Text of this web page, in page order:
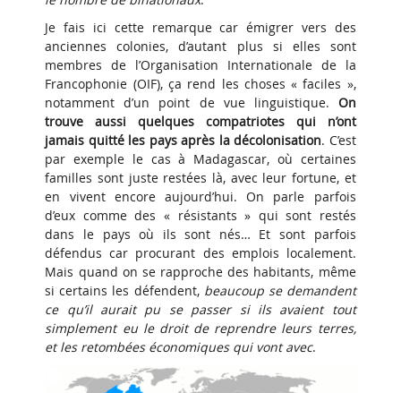
Je fais ici cette remarque car émigrer vers des
anciennes colonies, d’autant plus si elles sont
membres de l’Organisation Internationale de la
Francophonie (OIF), ça rend les choses « faciles »,
notamment d’un point de vue linguistique. On
trouve aussi quelques compatriotes qui n’ont
jamais quitté les pays après la décolonisation. C’est
par exemple le cas à Madagascar, où certaines
familles sont juste restées là, avec leur fortune, et
en vivent encore aujourd’hui. On parle parfois
d’eux comme des « résistants » qui sont restés
dans le pays où ils sont nés… Et sont parfois
défendus car procurant des emplois localement.
Mais quand on se rapproche des habitants, même
si certains les défendent, beaucoup se demandent
ce qu’il aurait pu se passer si ils avaient tout
simplement eu le droit de reprendre leurs terres,
et les retombées économiques qui vont avec.